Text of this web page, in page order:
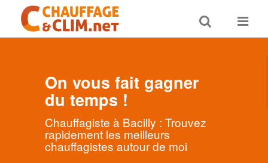
Toggle
search
Toggle
On vous fait gagner
du temps !
Chauffagiste à Bacilly : Trouvez
rapidement les meilleurs
chauffagistes autour de moi